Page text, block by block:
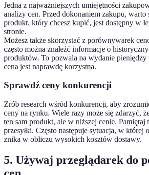
Jedna z najważniejszych umiejętności
analizy cen. Przed dokonaniem zakupu, warto
produkt, który chcesz kupić, jest dostępny w
stronie.
Możesz także skorzystać z porównywarek
często można znaleźć informacje o
produktów. To pozwala na wydanie
cena jest naprawdę korzystna.
Sprawdź ceny konkurencji
Zrób research wśród konkurencji, aby
ceny na rynku. Wiele razy może się zdarzyć,
ten sam produkt, ale w niższej cenie. Pamiętaj
przesyłki. Często następuje sytuacja, w której
znika w obliczu wysokich kosztów dostawy.
5. Używaj przeglądarek do